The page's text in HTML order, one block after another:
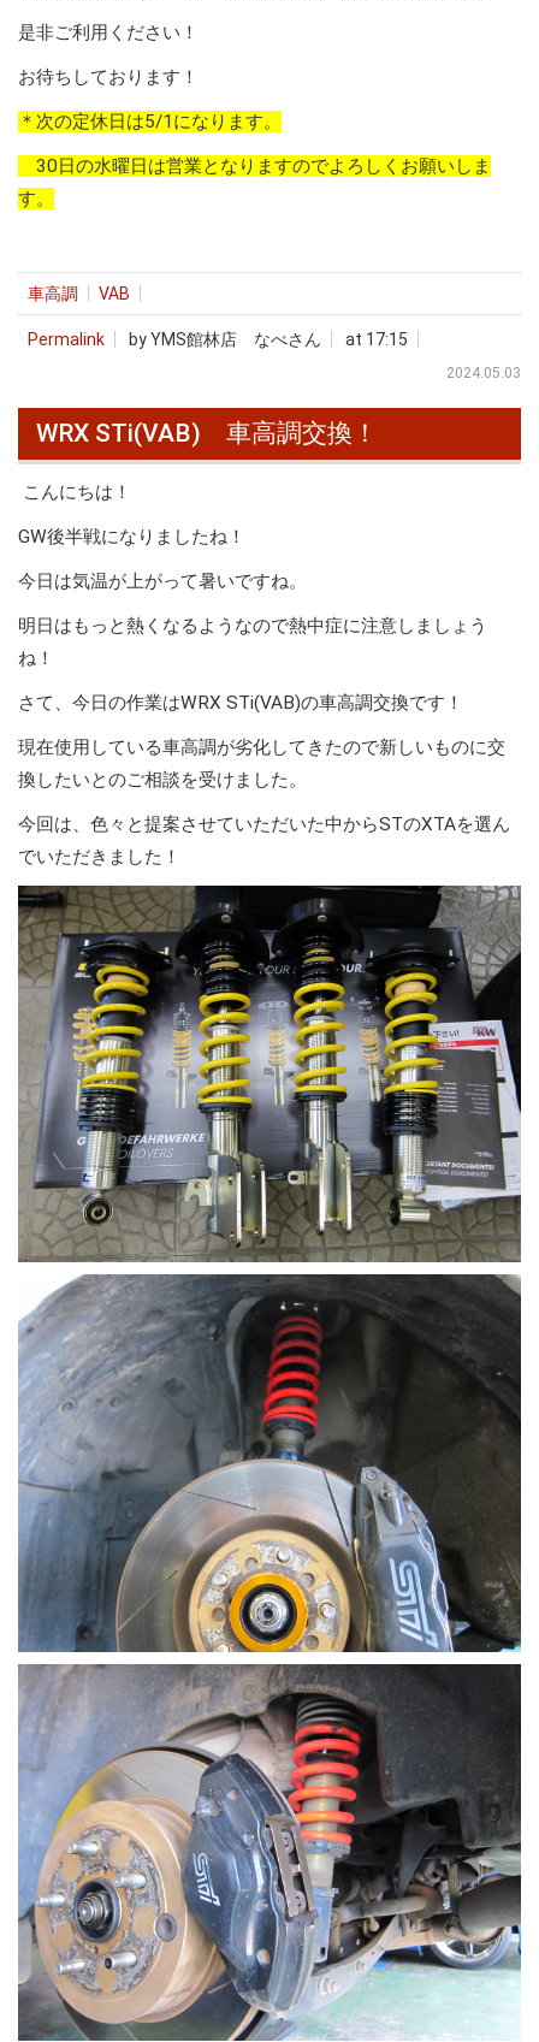
是非ご利用ください！
お待ちしております！
＊次の定休日は5/1になります。
30日の水曜日は営業となりますのでよろしくお願いしま
す。
車高調 VAB
Permalink by YMS館林店 なべさん at 17:15
2024.05.03
WRX STi(VAB) 車高調交換！
こんにちは！
GW後半戦になりましたね！
今日は気温が上がって暑いですね。
明日はもっと熱くなるようなので熱中症に注意しましょう
ね！
さて、今日の作業はWRX STi(VAB)の車高調交換です！
現在使用している車高調が劣化してきたので新しいものに交
換したいとのご相談を受けました。
今回は、色々と提案させていただいた中からSTのXTAを選ん
でいただきました！